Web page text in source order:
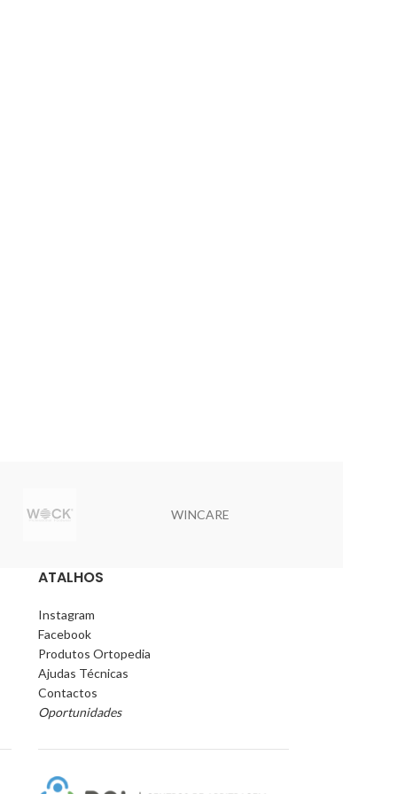
WINCARE
ATALHOS
Instagram
Facebook
Produtos Ortopedia
Ajudas Técnicas
Contactos
Oportunidades